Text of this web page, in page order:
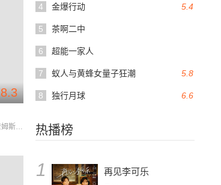
5.4
4 金爆行动
5 茶啊二中
6 超能一家人
5.8
7 蚁人与黄蜂女量子狂潮
6.6
8 独行月球
热播榜
1 再见李可乐
8.3
雅各布·萨尔瓦提 / 凯文·詹姆斯 / 迈克尔·拉帕波特